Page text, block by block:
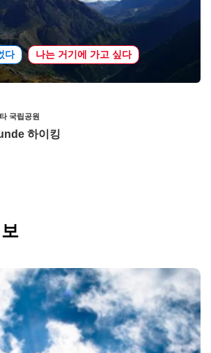
다 나는 거기에 가고 싶다
국립공원
하이킹